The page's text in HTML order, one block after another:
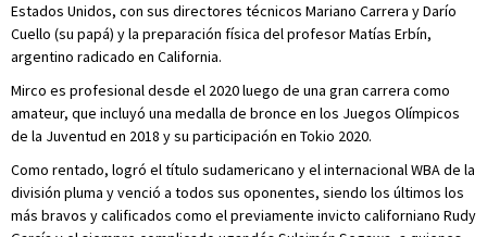
Estados Unidos, con sus directores técnicos Mariano Carrera y Darío
Cuello (su papá) y la preparación física del profesor Matías Erbín,
argentino radicado en California.
Mirco es profesional desde el 2020 luego de una gran carrera como
amateur, que incluyó una medalla de bronce en los Juegos Olímpicos
de la Juventud en 2018 y su participación en Tokio 2020.
Como rentado, logró el título sudamericano y el internacional WBA de la
división pluma y venció a todos sus oponentes, siendo los últimos los
más bravos y calificados como el previamente invicto californiano Rudy